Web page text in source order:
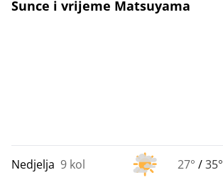
Sunce i vrijeme Matsuyama
Nedjelja 9 kol 27° /35°